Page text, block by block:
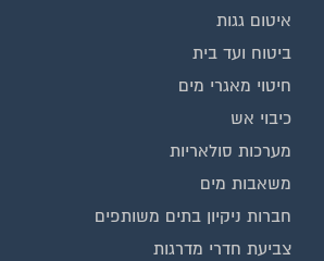
איטום גגות
ביטוח ועד בית
חיטוי מאגרי מים
כיבוי אש
מערכות סולאריות
משאבות מים
חברות ניקיון בתים משותפים
צביעת חדרי מדרגות